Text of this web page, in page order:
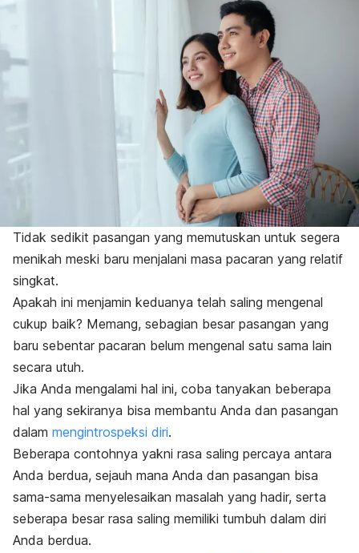
Tidak sedikit pasangan yang memutuskan untuk segera
menikah meski baru menjalani masa pacaran yang relatif
singkat.
Apakah ini menjamin keduanya telah saling mengenal
cukup baik? Memang, sebagian besar pasangan yang
baru sebentar pacaran belum mengenal satu sama lain
secara utuh.
Jika Anda mengalami hal ini, coba tanyakan beberapa
hal yang sekiranya bisa membantu Anda dan pasangan
dalam mengintrospeksi diri.
Beberapa contohnya yakni rasa saling percaya antara
Anda berdua, sejauh mana Anda dan pasangan bisa
sama-sama menyelesaikan masalah yang hadir, serta
seberapa besar rasa saling memiliki tumbuh dalam diri
Anda berdua.